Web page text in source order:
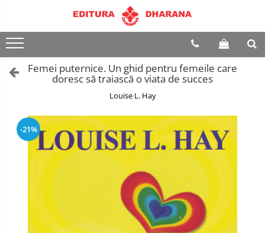
Dietoterapie
Femei puternice. Un ghid pentru femeile care
doresc să traiască o viata de succes
Louise L. Hay
-21%